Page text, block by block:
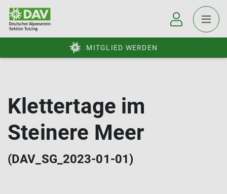
MITGLIED WERDEN
Klettertage im
Steinere Meer
(DAV_SG_2023-01-01)